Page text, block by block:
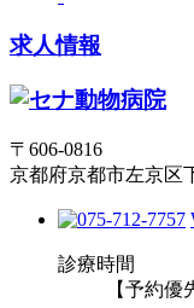
求人情報
〒606-0816
京都府京都市左京区
診療時間
【予約優